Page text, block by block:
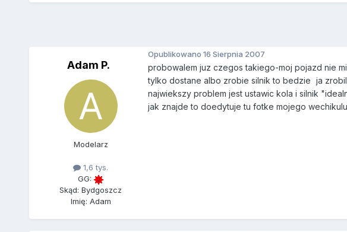
Adam P.
Modelarz
1,6 tys.
GG:
Skąd: Bydgoszcz
Imię: Adam
Opublikowano 16 Sierpnia 2007
probowalem juz czegos takiego-moj pojazd nie
tylko dostane albo zrobie silnik to bedzie ja
najwiekszy problem jest ustawic kola i silnik
jak znajde to doedytuje tu fotke mojego wechikulu